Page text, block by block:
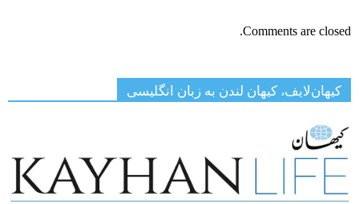
Comments are closed.
کیهان‌لایف، کیهان لندن به زبان انگلیسی